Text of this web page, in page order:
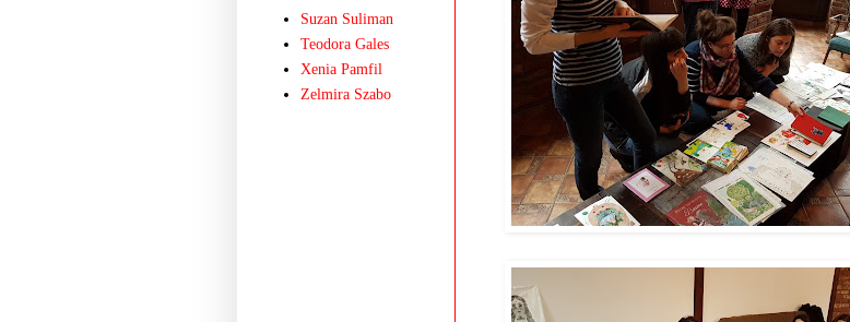
Suzan Suliman
Teodora Gales
Xenia Pamfil
Zelmira Szabo